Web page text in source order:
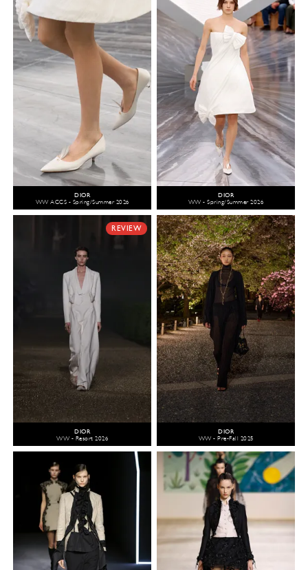
DIOR
WW ACCS - Spring/Summer 2026
DIOR
WW - Spring/Summer 2026
REVIEW
DIOR
WW - Resort 2026
DIOR
WW - Pre-Fall 2025